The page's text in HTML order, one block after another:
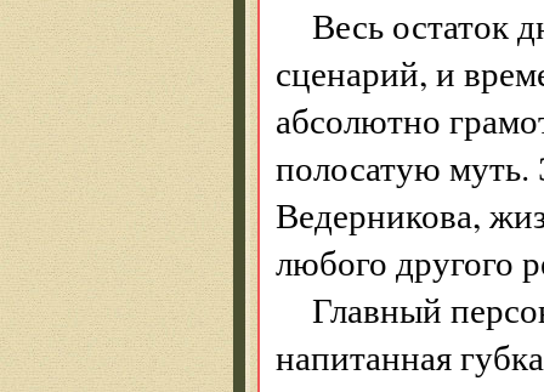
Весь остаток
сценарий, и
абсолютно
полосатую муть.
Ведерникова,
любого другого
Главный
напитанная